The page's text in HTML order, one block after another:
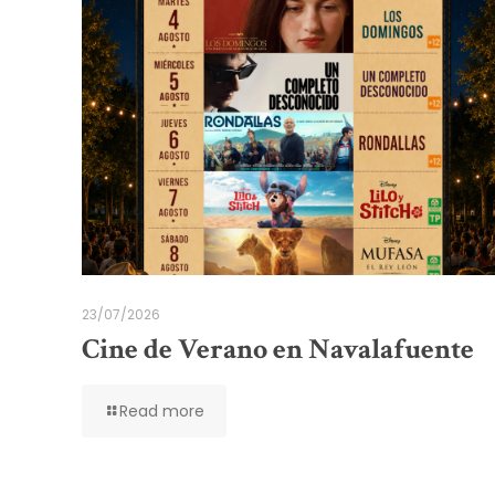
23/07/2026
Cine de Verano en Navalafuente
Read more